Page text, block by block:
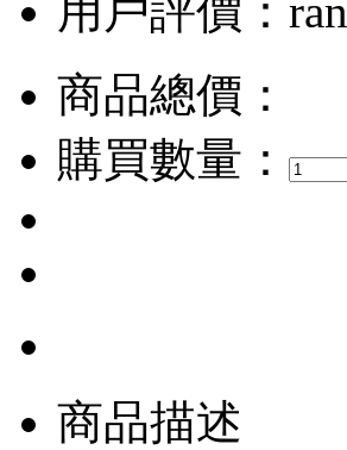
用戶評價：
商品總價：
購買數量：
商品描述